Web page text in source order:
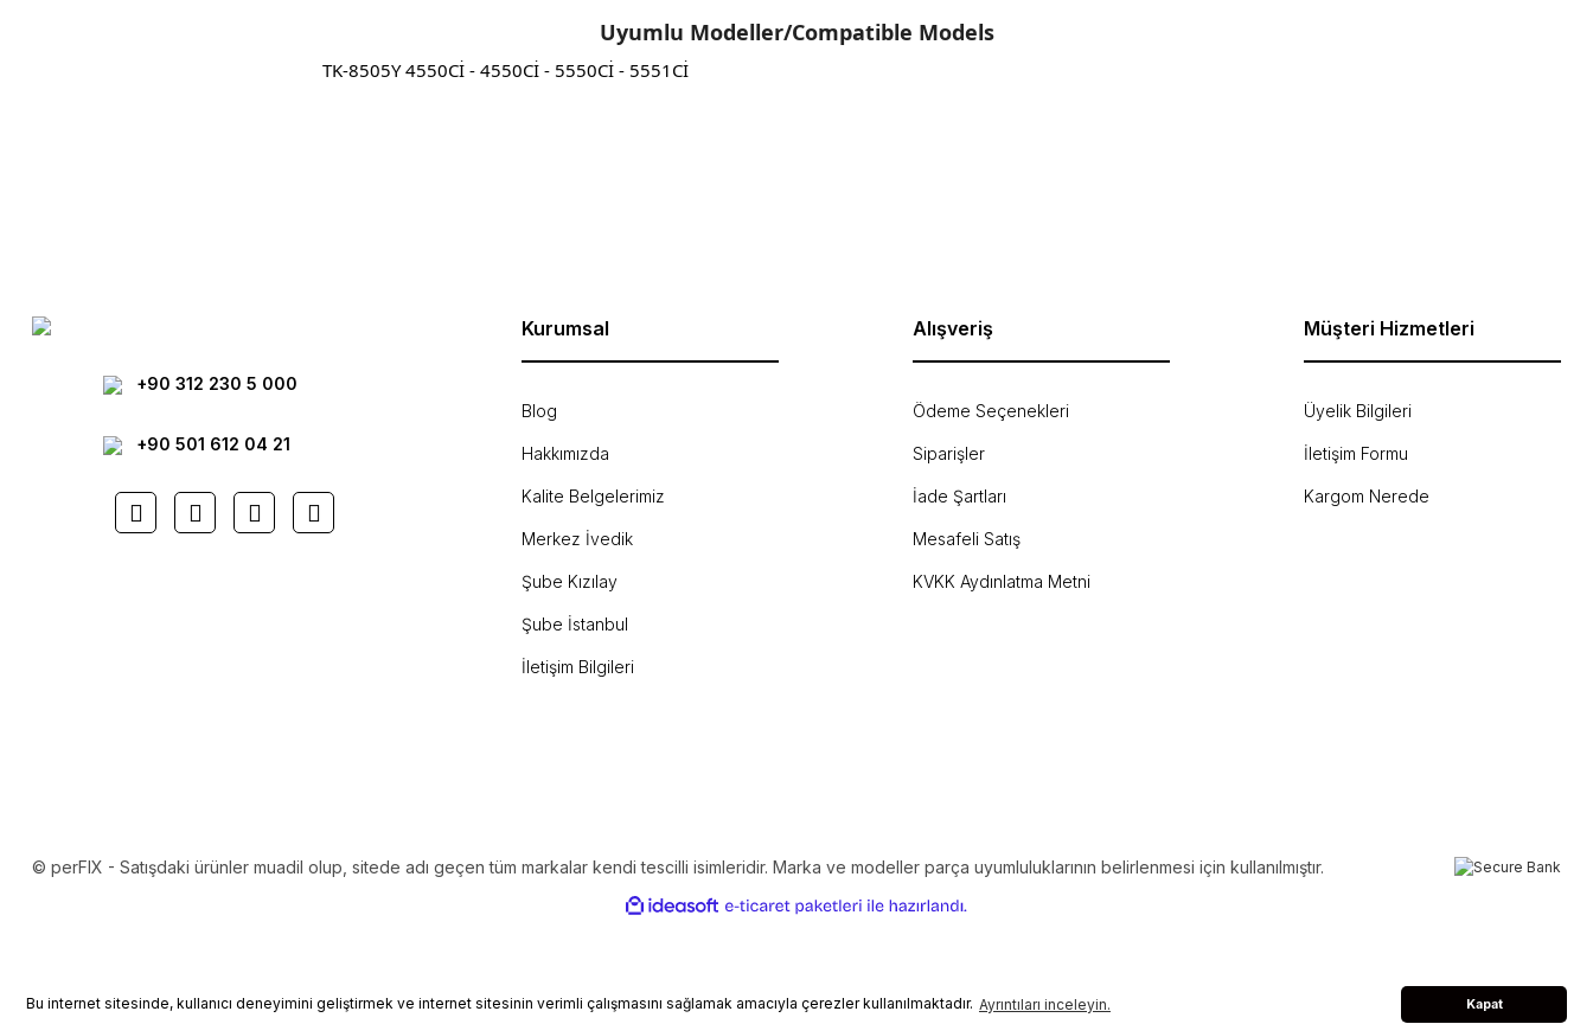
Bu internet sitesinde, kullanıcı deneyimini geliştirmek ve internet sitesinin verimli çalışmasını sağlamak amacıyla çerezler kullanılmaktadır. Ayrıntıları inceleyin. Kapat
Uyumlu Modeller/Compatible Models
TK-8505Y 4550Cİ - 4550Cİ - 5550Cİ - 5551Cİ
+90 312 230 5 000
+90 501 612 04 21
Kurumsal
Blog
Hakkımızda
Kalite Belgelerimiz
Merkez İvedik
Şube Kızılay
Şube İstanbul
İletişim Bilgileri
Alışveriş
Ödeme Seçenekleri
Siparişler
İade Şartları
Mesafeli Satış
KVKK Aydınlatma Metni
Müşteri Hizmetleri
Üyelik Bilgileri
İletişim Formu
Kargom Nerede
© perFIX - Satışdaki ürünler muadil olup, sitede adı geçen tüm markalar kendi tescilli isimleridir. Marka ve modeller parça uyumluluklarının belirlenmesi için kullanılmıştır.
ideasoft
e-